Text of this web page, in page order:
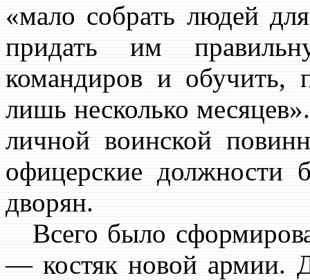
«мало собрать людей
придать им
командиров и обучить,
лишь несколько
личной воинской
офицерские должности
дворян.
Всего было
— костяк новой армии.